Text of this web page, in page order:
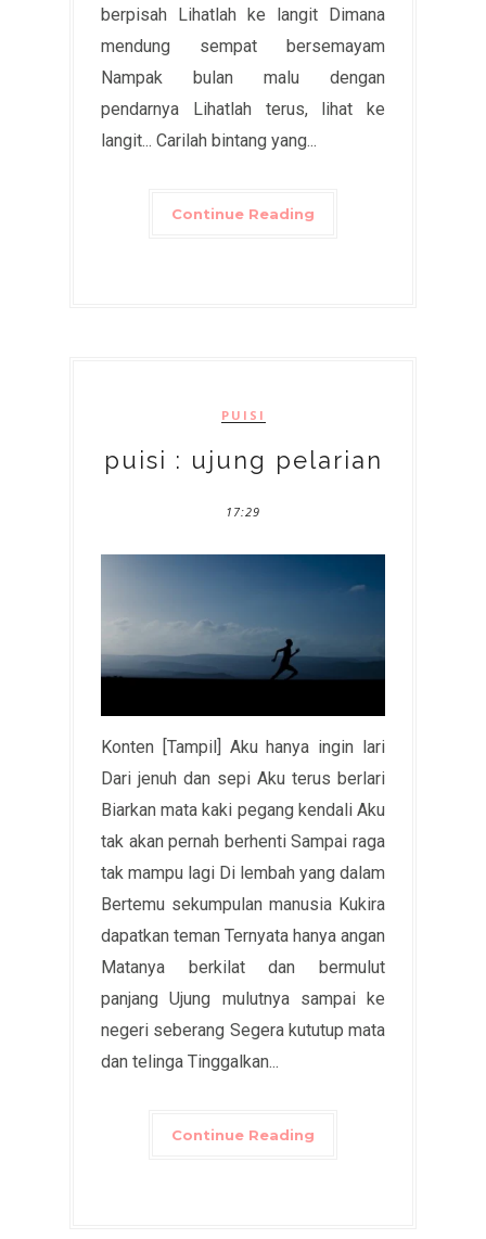
berpisah Lihatlah ke langit Dimana
mendung sempat bersemayam
Nampak bulan malu dengan
pendarnya Lihatlah terus, lihat ke
langit... Carilah bintang yang...
Continue Reading
PUISI
puisi : ujung pelarian
17:29
Konten [Tampil] Aku hanya ingin lari
Dari jenuh dan sepi Aku terus berlari
Biarkan mata kaki pegang kendali Aku
tak akan pernah berhenti Sampai raga
tak mampu lagi Di lembah yang dalam
Bertemu sekumpulan manusia Kukira
dapatkan teman Ternyata hanya angan
Matanya berkilat dan bermulut
panjang Ujung mulutnya sampai ke
negeri seberang Segera kututup mata
dan telinga Tinggalkan...
Continue Reading